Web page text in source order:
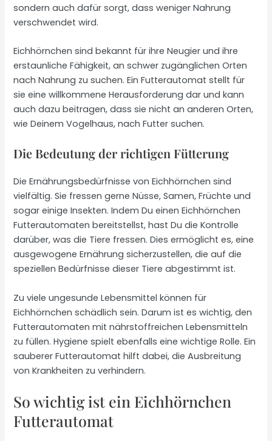
sondern auch dafür sorgt, dass weniger Nahrung
verschwendet wird.
Eichhörnchen sind bekannt für ihre Neugier und ihre
erstaunliche Fähigkeit, an schwer zugänglichen Orten
nach Nahrung zu suchen. Ein Futterautomat stellt für
sie eine willkommene Herausforderung dar und kann
auch dazu beitragen, dass sie nicht an anderen Orten,
wie Deinem Vogelhaus, nach Futter suchen.
Die Bedeutung der richtigen Fütterung
Die Ernährungsbedürfnisse von Eichhörnchen sind
vielfältig. Sie fressen gerne Nüsse, Samen, Früchte und
sogar einige Insekten. Indem Du einen Eichhörnchen
Futterautomaten bereitstellst, hast Du die Kontrolle
darüber, was die Tiere fressen. Dies ermöglicht es, eine
ausgewogene Ernährung sicherzustellen, die auf die
speziellen Bedürfnisse dieser Tiere abgestimmt ist.
Zu viele ungesunde Lebensmittel können für
Eichhörnchen schädlich sein. Darum ist es wichtig, den
Futterautomaten mit nährstoffreichen Lebensmitteln
zu füllen. Hygiene spielt ebenfalls eine wichtige Rolle. Ein
sauberer Futterautomat hilft dabei, die Ausbreitung
von Krankheiten zu verhindern.
So wichtig ist ein Eichhörnchen
Futterautomat